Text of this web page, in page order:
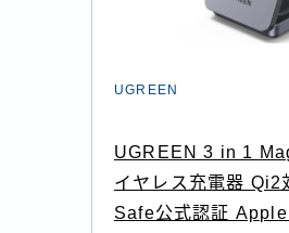
UGREEN
UGREEN 3 in 1
イヤレス充電器 Qi2
Safe公式認証